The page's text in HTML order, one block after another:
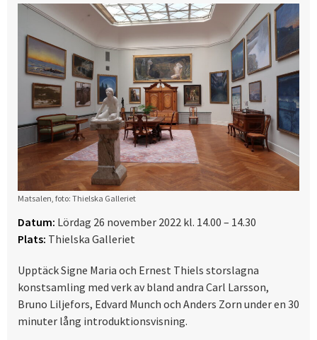
Matsalen, foto: Thielska Galleriet
Datum: Lördag 26 november 2022 kl. 14.00 – 14.30
Plats: Thielska Galleriet
Upptäck Signe Maria och Ernest Thiels storslagna
konstsamling med verk av bland andra Carl Larsson,
Bruno Liljefors, Edvard Munch och Anders Zorn under en 30
minuter lång introduktionsvisning.